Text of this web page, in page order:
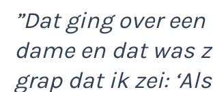
”Dat ging over
dame en dat was
grap dat ik zei: